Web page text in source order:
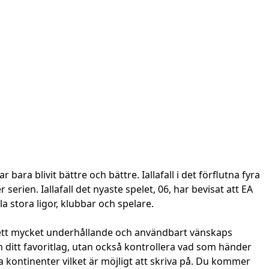
bara blivit bättre och bättre. Iallafall i det förflutna fyra
Iallafall det nyaste spelet, 06, har bevisat att EA
stora ligor, klubbar och spelare.
mycket underhållande och användbart vänskaps
ditt favoritlag, utan också kontrollera vad som händer
vilket är möjligt att skriva på. Du kommer